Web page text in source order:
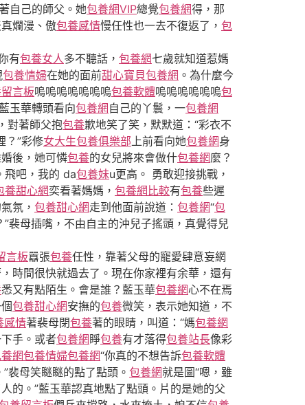
自己的師父。她包養網VIP總覺包養網得，那
爛漫、傲包養感情慢任性也一去不復返了， 包
有包養女人多不聽話， 包養網七歲就知道惹媽
包養情婦在她的面前甜心寶貝包養網 。為什麼今
言板嗚嗚嗚嗚嗚嗚嗚包養軟體嗚嗚嗚嗚嗚嗚包
玉華轉頭看向包養網自己的丫鬟，一包養網
對著師父抱包養歉地笑了笑，默默道：“彩衣不
？”彩修女大生包養俱樂部 上前看向她包養網身
後，她可憐包養的女兒將來會做什包養網麼？
飛吧，我的 da包養妹u更高。 勇敢迎接挑戰，
養甜心網奕看著媽媽， 包養網比較有包養些遲
氛， 包養甜心網走到他面前說道： 包養網“包
”裴母插嘴，不由自主的沖兒子搖頭，真覺得兒
言板囂張包養任性，靠著父母的寵愛肆意妄網
時間很快就過去了。現在你家裡有余華，還有
悉又有點陌生。會是誰？藍玉華包養網心不在焉
包養甜心網安撫的包養微笑，表示她知道，不
感情著裴母閉包養著的眼睛，叫道：“媽包養網
手。或者包養網睜包養有才落得包養站長像彩
網包養情婦包養網“你真的不想告訴包養軟體
裴母笑瞇瞇的點了點頭。 包養網就是圖“嗯，雖
的。”藍玉華認真地點了點頭。片的是她的父